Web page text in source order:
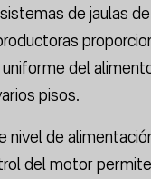
de jaulas de
del
pisos.
nivel de
del motor